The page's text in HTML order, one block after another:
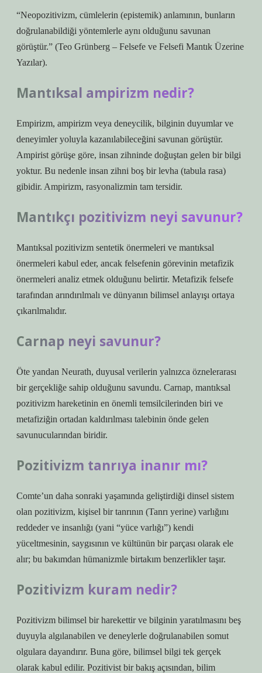
“Neopozitivizm, cümlelerin (epistemik) anlamının, bunların
doğrulanabildiği yöntemlerle aynı olduğunu savunan
görüştür.” (Teo Grünberg – Felsefe ve Felsefi Mantık Üzerine
Yazılar).
Mantıksal ampirizm nedir?
Empirizm, ampirizm veya deneycilik, bilginin duyumlar ve
deneyimler yoluyla kazanılabileceğini savunan görüştür.
Ampirist görüşe göre, insan zihninde doğuştan gelen bir bilgi
yoktur. Bu nedenle insan zihni boş bir levha (tabula rasa)
gibidir. Ampirizm, rasyonalizmin tam tersidir.
Mantıkçı pozitivizm neyi savunur?
Mantıksal pozitivizm sentetik önermeleri ve mantıksal
önermeleri kabul eder, ancak felsefenin görevinin metafizik
önermeleri analiz etmek olduğunu belirtir. Metafizik felsefe
tarafından arındırılmalı ve dünyanın bilimsel anlayışı ortaya
çıkarılmalıdır.
Carnap neyi savunur?
Öte yandan Neurath, duyusal verilerin yalnızca öznelerarası
bir gerçekliğe sahip olduğunu savundu. Carnap, mantıksal
pozitivizm hareketinin en önemli temsilcilerinden biri ve
metafiziğin ortadan kaldırılması talebinin önde gelen
savunucularından biridir.
Pozitivizm tanrıya inanır mı?
Comte’un daha sonraki yaşamında geliştirdiği dinsel sistem
olan pozitivizm, kişisel bir tanrının (Tanrı yerine) varlığını
reddeder ve insanlığı (yani “yüce varlığı”) kendi
yüceltmesinin, saygısının ve kültünün bir parçası olarak ele
alır; bu bakımdan hümanizmle birtakım benzerlikler taşır.
Pozitivizm kuram nedir?
Pozitivizm bilimsel bir harekettir ve bilginin yaratılmasını beş
duyuyla algılanabilen ve deneylerle doğrulanabilen somut
olgulara dayandırır. Buna göre, bilimsel bilgi tek gerçek
olarak kabul edilir. Pozitivist bir bakış açısından, bilim